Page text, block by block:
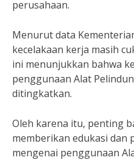
perusahaan.
Menurut data
kecelakaan kerja masih
ini menunjukkan bahwa
penggunaan Alat
ditingkatkan.
Oleh karena itu, penting
memberikan edukasi dan
mengenai penggunaan